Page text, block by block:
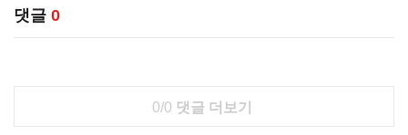
댓글 0
0/0 댓글 더보기